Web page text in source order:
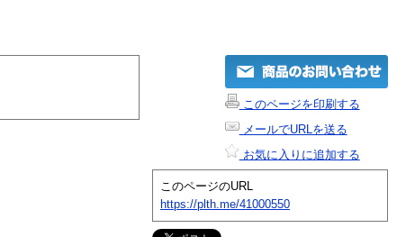
このページを印刷する
メールでURLを送る
お気に入りに追加する
このページのURL
https://plth.me/41000550